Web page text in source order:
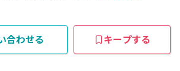
合わせる キープする